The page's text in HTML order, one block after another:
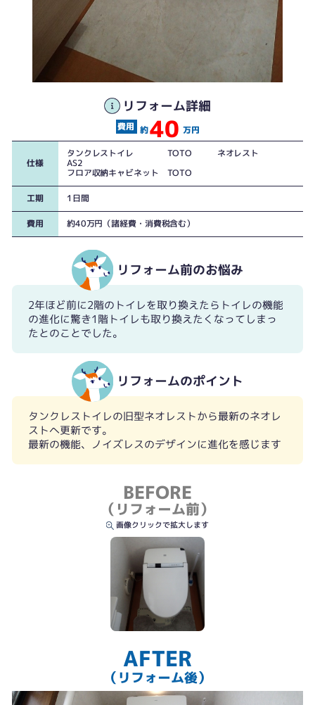
リフォーム詳細
約40 万円
仕様
タンクレストイレ TOTO ネオレスト
AS2
フロア収納キャビネット TOTO
工期 1日間
費用 約40万円（諸経費・消費税含む）
リフォーム前のお悩み
2年ほど前に2階のトイレを取り換えたらトイレの機能
の進化に驚き1階トイレも取り換えたくなってしまっ
たとのことでした。
リフォームのポイント
タンクレストイレの旧型ネオレストから最新のネオレ
ストへ更新です。
最新の機能、ノイズレスのデザインに進化を感じます
BEFORE
（リフォーム前）
画像クリックで拡大します
AFTER
（リフォーム後）